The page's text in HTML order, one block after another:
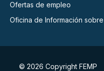
Ofertas de empleo
Oficina de Información
© 2026 Copyright FEMP